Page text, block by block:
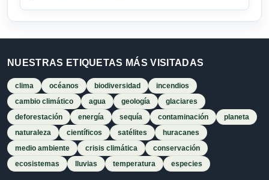
NUESTRAS ETIQUETAS MÁS VISITADAS
clima océanos biodiversidad
incendios
cambio climático
agua geología
glaciares
deforestación
energía sequía contaminación
planeta
naturaleza
científicos satélites
huracanes
medio ambiente
crisis climática
conservación
ecosistemas
lluvias temperatura especies